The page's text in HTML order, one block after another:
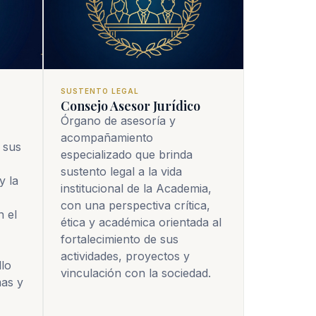
la
el
y
SUSTENTO LEGAL
Consejo Asesor Jurídico
Órgano de asesoría y
acompañamiento
especializado que brinda
sustento legal a la vida
institucional de la Academia,
con una perspectiva crítica,
ética y académica orientada al
fortalecimiento de sus
actividades, proyectos y
vinculación con la sociedad.